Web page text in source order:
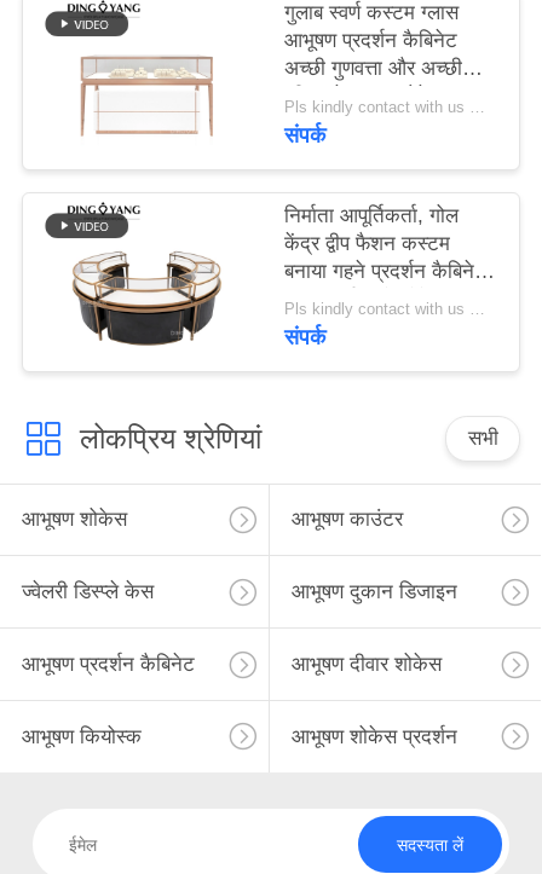
गुलाब स्वर्ण कस्टम ग्लास
आभूषण प्रदर्शन कैबिनेट
अच्छी गुणवत्ता और अच्छी
कीमत के साथ, शोकेस
कारखाने सीधे बेचते हैं
Pls kindly contact with us MOQ:1 दुकान या 5 सेट/लक्जरी आभूषण स्टोर फर्नीचर
संपर्क
निर्माता आपूर्तिकर्ता, गोल
केंद्र द्वीप फैशन कस्टम
बनाया गहने प्रदर्शन कैबिनेट,
ग्लास शीर्ष गहने शोकेस
Pls kindly contact with us MOQ:1 दुकान या 5 सेट
संपर्क
लोकप्रिय श्रेणियां सभी
आभूषण शोकेस आभूषण काउंटर
ज्वेलरी डिस्प्ले केस आभूषण दुकान डिजाइन
आभूषण प्रदर्शन कैबिनेट आभूषण दीवार शोकेस
आभूषण कियोस्क आभूषण शोकेस प्रदर्शन
सदस्यता लें